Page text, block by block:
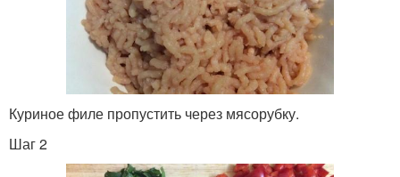
Куриное филе пропустить через мясорубку.
Шаг 2